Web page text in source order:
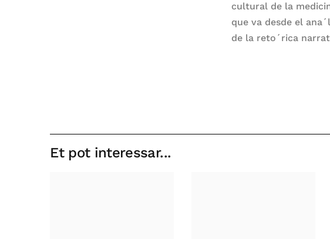
cultural de la
que va desde el
de la reto´rica
Et pot interessar...